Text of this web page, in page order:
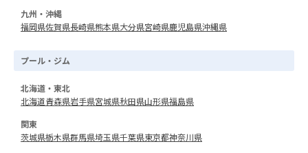
九州・沖縄
福岡県佐賀県長崎県熊本県大分県宮崎県鹿児島県沖縄県
プール・ジム
北海道・東北
北海道青森県岩手県宮城県秋田県山形県福島県
関東
茨城県栃木県群馬県埼玉県千葉県東京都神奈川県